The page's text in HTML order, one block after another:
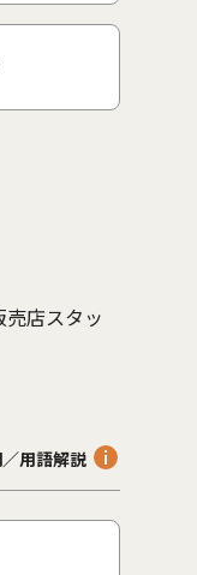
店スタッ
用語解説